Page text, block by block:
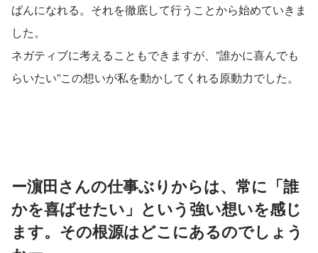
ばんになれる。それを徹底して行うことから始めていきま
した。
ネガティブに考えることもできますが、”誰かに喜んでも
らいたい”この想いが私を動かしてくれる原動力でした。
ー濵田さんの仕事ぶりからは、常に「誰
かを喜ばせたい」という強い想いを感じ
ます。その根源はどこにあるのでしょう